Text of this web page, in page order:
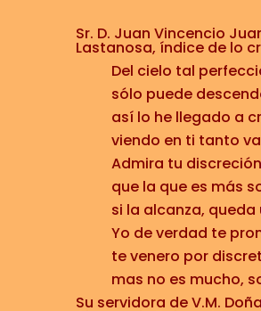
Sr. D. Juan Vincencio
Lastanosa, índice de lo
Del cielo tal
sólo puede
así lo he llegado a
viendo en ti tanto
Admira tu
que la que es más
si la alcanza, queda
Yo de verdad te
te venero por
mas no es mucho,
Su servidora de V.M.